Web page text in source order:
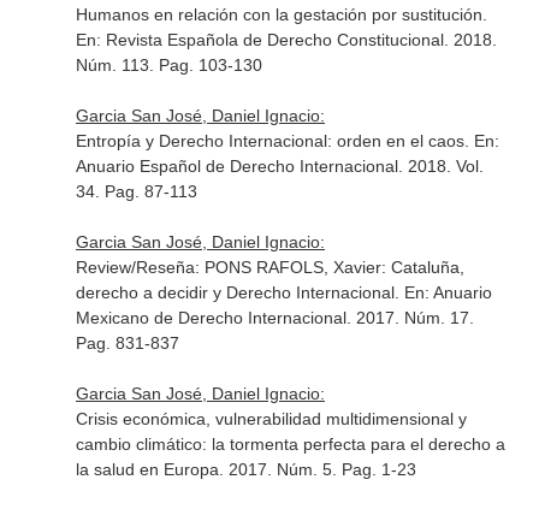
Humanos en relación con la gestación por sustitución.
En: Revista Española de Derecho Constitucional. 2018.
Núm. 113. Pag. 103-130
Garcia San José, Daniel Ignacio:
Entropía y Derecho Internacional: orden en el caos. En:
Anuario Español de Derecho Internacional. 2018. Vol.
34. Pag. 87-113
Garcia San José, Daniel Ignacio:
Review/Reseña: PONS RAFOLS, Xavier: Cataluña,
derecho a decidir y Derecho Internacional. En: Anuario
Mexicano de Derecho Internacional. 2017. Núm. 17.
Pag. 831-837
Garcia San José, Daniel Ignacio:
Crisis económica, vulnerabilidad multidimensional y
cambio climático: la tormenta perfecta para el derecho a
la salud en Europa. 2017. Núm. 5. Pag. 1-23